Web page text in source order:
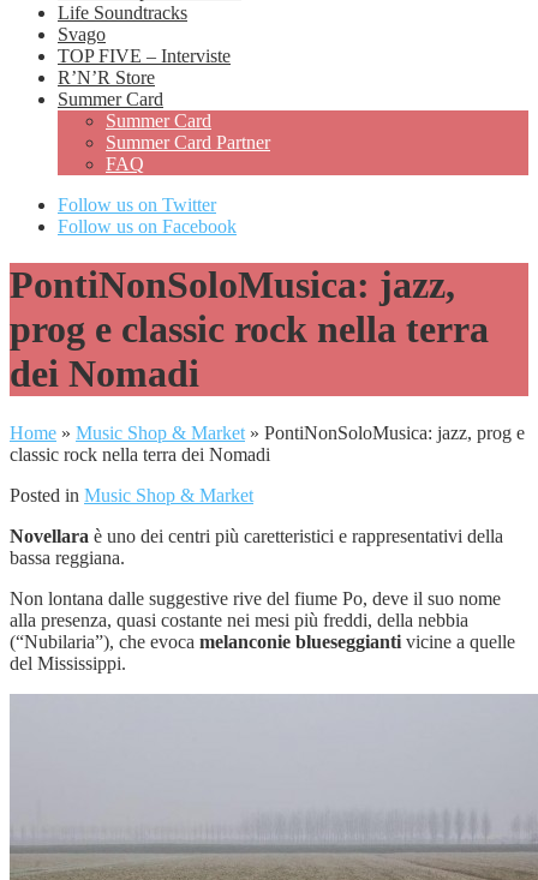
Life Soundtracks
Svago
TOP FIVE – Interviste
R’N’R Store
Summer Card
Summer Card
Summer Card Partner
FAQ
Follow us on Twitter
Follow us on Facebook
PontiNonSoloMusica: jazz,
prog e classic rock nella terra
dei Nomadi
Home » Music Shop & Market » PontiNonSoloMusica: jazz, prog e
classic rock nella terra dei Nomadi
Posted in Music Shop & Market
Novellara è uno dei centri più caretteristici e rappresentativi della
bassa reggiana.
Non lontana dalle suggestive rive del fiume Po, deve il suo nome
alla presenza, quasi costante nei mesi più freddi, della nebbia
(“Nubilaria”), che evoca melanconie blueseggianti vicine a quelle
del Mississippi.